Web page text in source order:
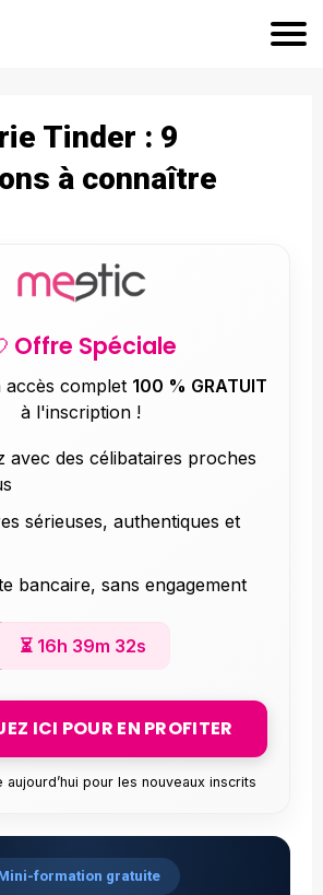
Tinder : 9
à connaître
Offre Spéciale
accès complet 100 % GRATUIT
à l'inscription !
avec des célibataires proches
sérieuses, authentiques et
bancaire, sans engagement
⏳ 16h 39m 30s
ICI POUR EN PROFITER
pour les nouveaux inscrits
formation gratuite